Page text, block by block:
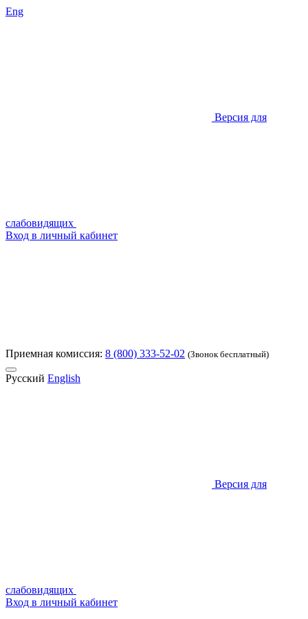
Eng
Версия для
слабовидящих
Вход в личный кабинет
Приемная комиссия: 8 (800) 333-52-02 (Звонок бесплатный)
Русский English
Версия для
слабовидящих
Вход в личный кабинет